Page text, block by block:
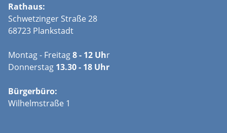
Rathaus:
Schwetzinger Straße 28
68723 Plankstadt
Montag - Freitag8 - 12 Uhr
Donnerstag 13.30 - 18 Uhr
Bürgerbüro:
Wilhelmstraße 1